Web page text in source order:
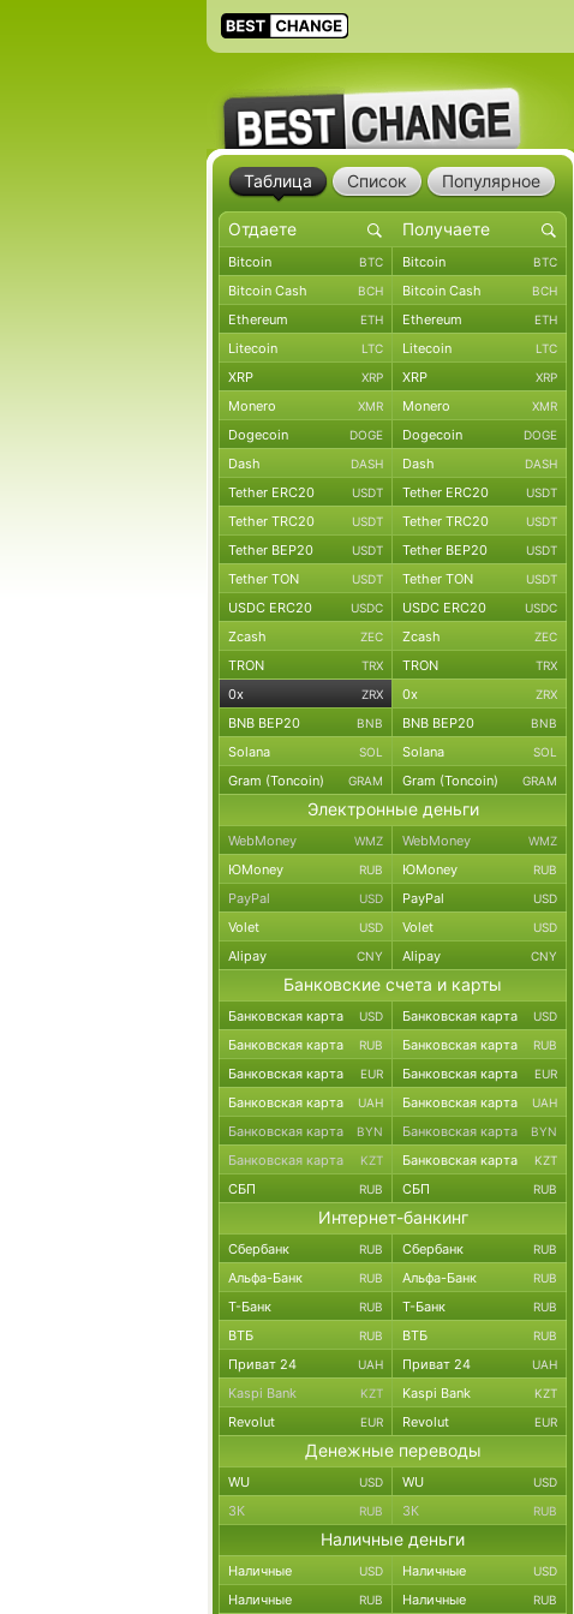
Таблица Список Популярное
Bitcoin BTC Bitcoin BTC
Bitcoin Cash BCH Bitcoin Cash BCH
Ethereum ETH Ethereum ETH
Litecoin LTC Litecoin LTC
XRP XRP XRP XRP
Monero XMR Monero XMR
Dogecoin DOGE Dogecoin DOGE
Dash DASH Dash DASH
Tether ERC20 USDT Tether ERC20 USDT
Tether TRC20 USDT Tether TRC20 USDT
Tether BEP20 USDT Tether BEP20 USDT
Tether TON USDT Tether TON USDT
USDC ERC20 USDC USDC ERC20 USDC
Zcash ZEC Zcash ZEC
TRON TRX TRON TRX
0x ZRX 0x ZRX
BNB BEP20 BNB BNB BEP20 BNB
Solana SOL Solana SOL
Gram (Toncoin) GRAM Gram (Toncoin) GRAM
Электронные деньги
WebMoney WMZ WebMoney WMZ
ЮMoney RUB ЮMoney RUB
PayPal USD PayPal USD
Volet USD Volet USD
Alipay CNY Alipay CNY
Банковские счета и карты
Банковская карта USD Банковская карта USD
Банковская карта RUB Банковская карта RUB
Банковская карта EUR Банковская карта EUR
Банковская карта UAH Банковская карта UAH
Банковская карта BYN Банковская карта BYN
Банковская карта KZT Банковская карта KZT
СБП RUB СБП RUB
Интернет-банкинг
Сбербанк RUB Сбербанк RUB
Альфа-Банк RUB Альфа-Банк RUB
Т-Банк RUB Т-Банк RUB
ВТБ RUB ВТБ RUB
Приват 24 UAH Приват 24 UAH
Kaspi Bank KZT Kaspi Bank KZT
Revolut EUR Revolut EUR
Денежные переводы
WU USD WU USD
ЗК RUB ЗК RUB
Наличные деньги
Наличные USD Наличные USD
Наличные RUB Наличные RUB